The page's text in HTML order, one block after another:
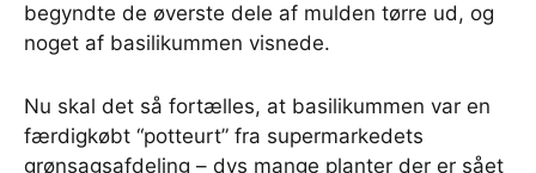
begyndte de øverste dele af mulden tørre ud, og
noget af basilikummen visnede.
Nu skal det så fortælles, at basilikummen var en
færdigkøbt “potteurt” fra supermarkedets
grønsagsafdeling – dvs mange planter der er sået